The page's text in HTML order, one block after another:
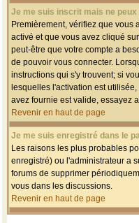
Je me suis inscrit mais ne
Premièrement, vérifiez que vous
activé et que vous avez cliqué
peut-être que votre compte a
de pouvoir vous connecter.
instructions qui s'y trouvent; si
lesquelles l'activation est
avez fournie est valide, essayez
Revenir en haut de page
Je me suis enregistré dans le
Les raisons les plus probables
enregistré) ou l'administrateur a
forums de supprimer
vous dans les discussions.
Revenir en haut de page